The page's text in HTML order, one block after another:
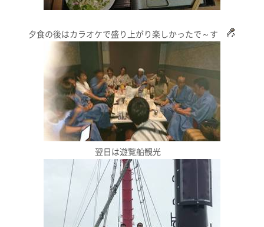
夕食の後はカラオケで盛り上がり楽しかったで～す
翌日は遊覧船観光